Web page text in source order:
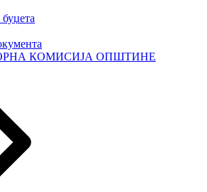
КОМИСИЈА ОПШТИНЕ